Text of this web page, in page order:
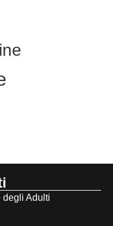
degli Adulti